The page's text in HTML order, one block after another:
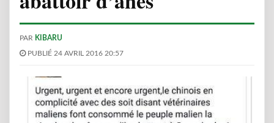
PAR KIBARU
PUBLIÉ 24 AVRIL 2016 20:57